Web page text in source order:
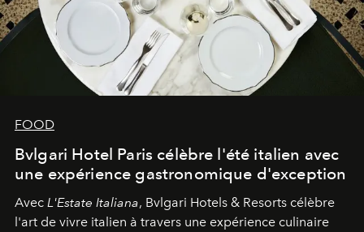
FOOD
Bvlgari Hotel Paris célèbre l'été italien avec
une expérience gastronomique d'exception
Avec L'Estate Italiana, Bvlgari Hotels & Resorts célèbre
l'art de vivre italien à travers une expérience culinaire